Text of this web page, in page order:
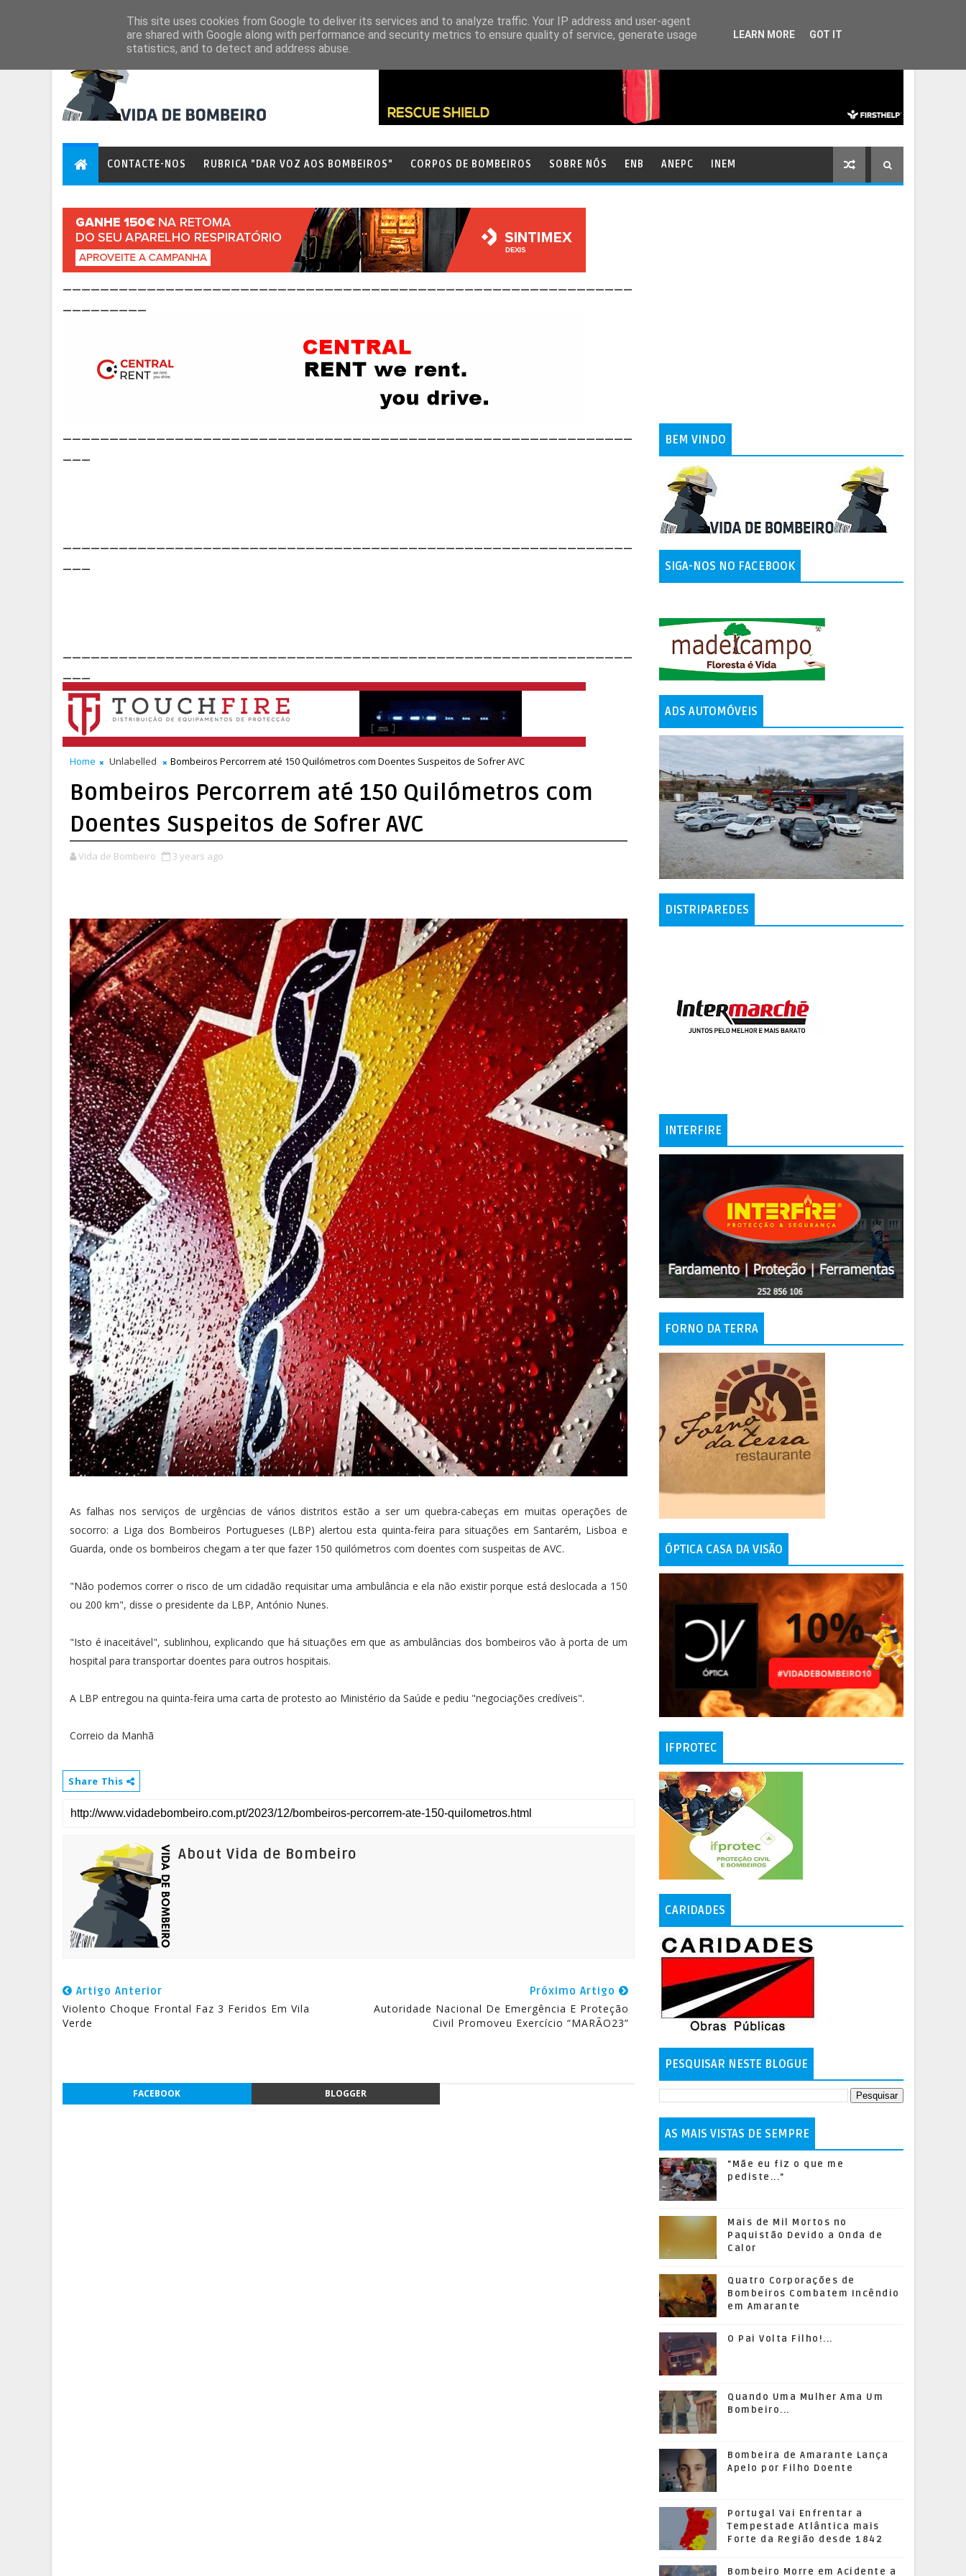
CONTACTE-NOS RUBRICA "DAR VOZ AOS BOMBEIROS" CORPOS DE BOMBEIROS SOBRE NÓS ENB ANEPC INEM
Home Unlabelled Bombeiros Percorrem até 150 Quilómetros com Doentes Suspeitos de Sofrer AVC
Bombeiros Percorrem até 150 Quilómetros com
Doentes Suspeitos de Sofrer AVC
Vida de Bombeiro 3 years ago
As falhas nos serviços de urgências de vários distritos estão a ser um quebra-cabeças em muitas operações de
socorro: a Liga dos Bombeiros Portugueses (LBP) alertou esta quinta-feira para situações em Santarém, Lisboa e
Guarda, onde os bombeiros chegam a ter que fazer 150 quilómetros com doentes com suspeitas de AVC.
"Não podemos correr o risco de um cidadão requisitar uma ambulância e ela não existir porque está deslocada a 150
ou 200 km", disse o presidente da LBP, António Nunes.
"Isto é inaceitável", sublinhou, explicando que há situações em que as ambulâncias dos bombeiros vão à porta de um
hospital para transportar doentes para outros hospitais.
A LBP entregou na quinta-feira uma carta de protesto ao Ministério da Saúde e pediu "negociações credíveis".
Correio da Manhã
Share This
About Vida de Bombeiro
Artigo Anterior
Violento Choque Frontal Faz 3 Feridos Em Vila
Verde
Próximo Artigo
Autoridade Nacional De Emergência E Proteção
Civil Promoveu Exercício “MARÃO23”
FACEBOOK BLOGGER
BEM VINDO
SIGA-NOS NO FACEBOOK
ADS AUTOMÓVEIS
DISTRIPAREDES
INTERFIRE
FORNO DA TERRA
ÓPTICA CASA DA VISÃO
IFPROTEC
CARIDADES
PESQUISAR NESTE BLOGUE
AS MAIS VISTAS DE SEMPRE
"Mãe eu fiz o que me
pediste..."
Mais de Mil Mortos no
Paquistão Devido a Onda de
Calor
Quatro Corporações de
Bombeiros Combatem Incêndio
em Amarante
O Pai Volta Filho!...
Quando Uma Mulher Ama Um
Bombeiro...
Bombeira de Amarante Lança
Apelo por Filho Doente
Portugal Vai Enfrentar a
Tempestade Atlântica mais
Forte da Região desde 1842
Bombeiro Morre em Acidente a
This site uses cookies from Google to deliver its services and to analyze traffic. Your IP address and user-agent
are shared with Google along with performance and security metrics to ensure quality of service, generate usage
statistics, and to detect and address abuse.
LEARN MORE GOT IT